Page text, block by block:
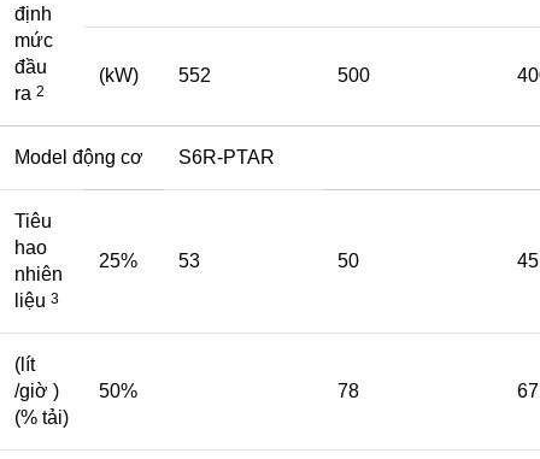
định
mức
đầu
ra 2
(kW) 552 500
Model động cơ S6R-PTAR
Tiêu
hao
nhiên
liệu 3
25% 53 50 45
(lít
/giờ )
(% tải)
50% 78 67